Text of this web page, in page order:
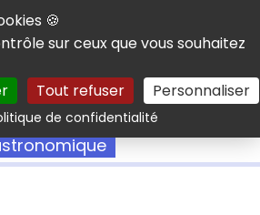
cookies
🍪
sur ceux que vous souhaitez
Tout refuser Personnaliser
de confidentialitéRechercher